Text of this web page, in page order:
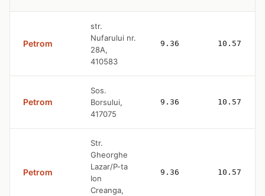
Petrom
str.
Nufarului nr.
28A,
410583
9.36 10.57
Petrom
Sos.
Borsului,
417075
9.36 10.57
Petrom
Str.
Gheorghe
Lazar/P-ta
Ion
Creanga,
9.36 10.57